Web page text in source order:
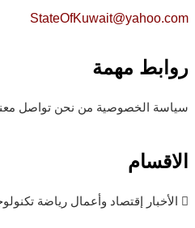
StateOfKuwait@yahoo.com
روابط مهمة
سياسة الخصوصية من نحن تواصل
الاقسام
الأخبار إقتصاد وأعمال رياضة